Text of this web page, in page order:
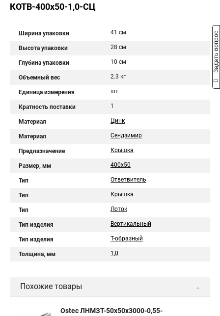
КОТВ-400х50-1,0-СЦ
Ширина упаковки 41 см
Высота упаковки 28 см
Глубина упаковки 10 см
Объемный вес 2.3 кг
Единица измерения шт.
Кратность поставки 1
Материал Цинк
Материал Сендзимир
Предназначение Крышка
Размер, мм 400х50
Тип Ответвитель
Тип Крышка
Тип Лоток
Тип изделия Вертикальный
Тип изделия Т-образный
Толщина, мм 1,0
Похожие товары
Ostec ЛНМЗТ-50х50х3000-0,55-
Задать вопрос